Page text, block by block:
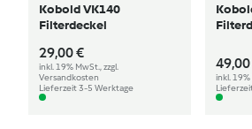
Kobold VK140
Filterdeckel
29,00 €
inkl. 19% MwSt., zzgl.
Versandkosten
Lieferzeit 3-5 Werktage
inkl.